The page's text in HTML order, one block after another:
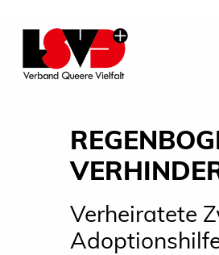
Verheiratete